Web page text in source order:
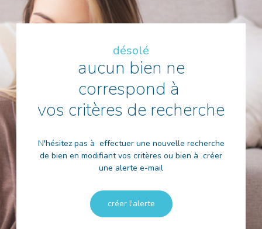
désolé
aucun bien ne
correspond à
vos critères de recherche
N'hésitez pas à effectuer une nouvelle recherche
de bien en modifiant vos critères ou bien à créer
une alerte e-mail
créer l'alerte